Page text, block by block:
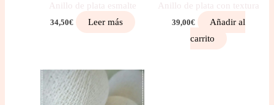
Anillo de plata esmalte
34,50€ Leer más
Anillo de plata con textura
39,00€
Añadir al
carrito